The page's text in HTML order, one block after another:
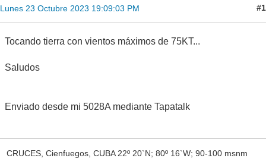
Lunes 23 Octubre 2023 19:09:03 PM #1
Tocando tierra con vientos máximos de 75KT...
Saludos
Enviado desde mi 5028A mediante Tapatalk
CRUCES, Cienfuegos, CUBA 22º 20`N; 80º 16`W; 90-100 msnm